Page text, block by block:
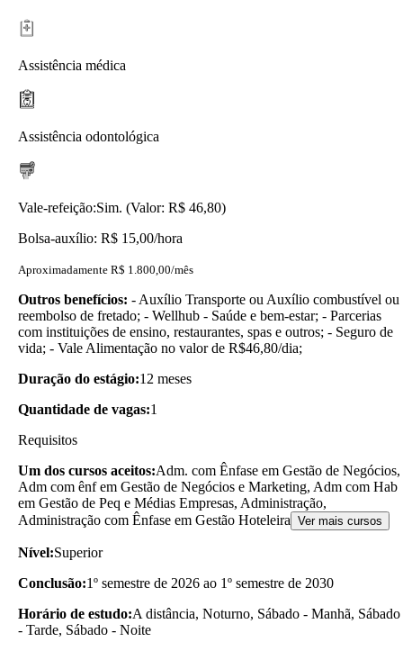
Assistência médica
Assistência odontológica
Vale-refeição:Sim. (Valor: R$ 46,80)
Bolsa-auxílio: R$ 15,00/hora
Aproximadamente R$ 1.800,00/mês
Outros benefícios: - Auxílio Transporte ou Auxílio combustível ou
reembolso de fretado; - Wellhub - Saúde e bem-estar; - Parcerias
com instituições de ensino, restaurantes, spas e outros; - Seguro de
vida; - Vale Alimentação no valor de R$46,80/dia;
Duração do estágio:12 meses
Quantidade de vagas:1
Requisitos
Um dos cursos aceitos:Adm. com Ênfase em Gestão de Negócios,
Adm com ênf em Gestão de Negócios e Marketing, Adm com Hab
em Gestão de Peq e Médias Empresas, Administração,
Administração com Ênfase em Gestão Hoteleira Ver mais cursos
Nível:Superior
Conclusão:1º semestre de 2026 ao 1º semestre de 2030
Horário de estudo:A distância, Noturno, Sábado - Manhã, Sábado
- Tarde, Sábado - Noite